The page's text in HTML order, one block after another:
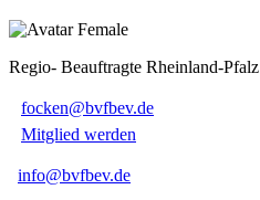
Regio- Beauftragte Rheinland-Pfalz
focken@bvfbev.de
Mitglied werden
info@bvfbev.de